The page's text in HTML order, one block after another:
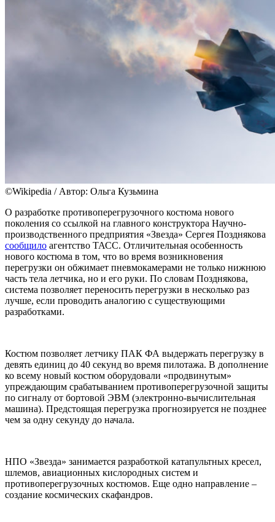
©Wikipedia / Автор: Ольга Кузьмина
О разработке противоперегрузочного костюма нового
поколения со ссылкой на главного конструктора Научно-
производственного предприятия «Звезда» Сергея Позднякова
сообщило агентство ТАСС. Отличительная особенность
нового костюма в том, что во время возникновения
перегрузки он обжимает пневмокамерами не только нижнюю
часть тела летчика, но и его руки. По словам Позднякова,
система позволяет переносить перегрузки в несколько раз
лучше, если проводить аналогию с существующими
разработками.
Костюм позволяет летчику ПАК ФА выдержать перегрузку в
девять единиц до 40 секунд во время пилотажа. В дополнение
ко всему новый костюм оборудовали «продвинутым»
упреждающим срабатыванием противоперегрузочной защиты
по сигналу от бортовой ЭВМ (электронно-вычислительная
машина). Предстоящая перегрузка прогнозируется не позднее
чем за одну секунду до начала.
НПО «Звезда» занимается разработкой катапультных кресел,
шлемов, авиационных кислородных систем и
противоперегрузочных костюмов. Еще одно направление –
создание космических скафандров.